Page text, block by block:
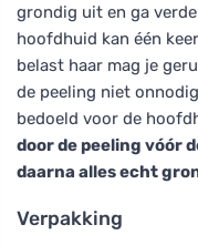
grondig uit en ga
hoofdhuid kan één
belast haar mag je
de peeling niet
bedoeld voor de
door de peeling vóór
daarna alles echt
Verpakking